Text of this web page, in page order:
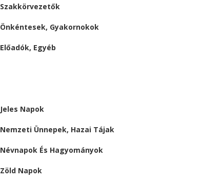
Szakkörvezetők
Önkéntesek, Gyakornokok
Előadók, Egyéb
Jeles Napok
Nemzeti Ünnepek, Hazai Tájak
Névnapok És Hagyományok
Zöld Napok